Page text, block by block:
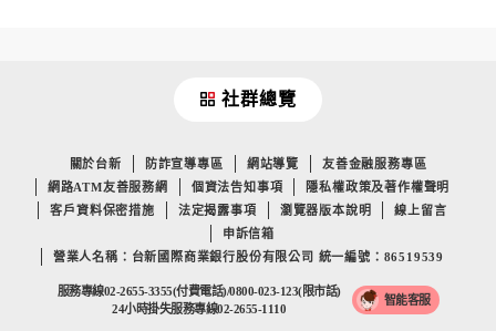
社群總覽
關於台新 防詐宣導專區 網站導覽
友善金融服務專區
網路ATM友善服務網
個資法告知事項
隱私權政策及著作權聲明
客戶資料保密措施
法定揭露事項 瀏覽器版本說明
線上留言
申訴信箱
營業人名稱：台新國際商業銀行股份有限公司 統一編號：86519539
服務專線02-2655-3355(付費電話)/0800-023-123(限市話)
24小時掛失服務專線02-2655-1110
智能客服